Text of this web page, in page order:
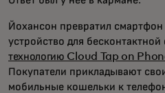
Йохансон превратил
устройство для
технологию Cloud Tap on
Покупатели прикладывают
мобильные кошельки к